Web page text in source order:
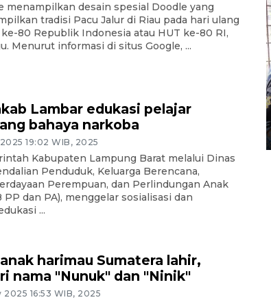
menampilkan desain spesial Doodle yang
tradisi Pacu Jalur di Riau pada hari ulang
80 Republik Indonesia atau HUT ke-80 RI,
Menurut informasi di situs Google, ...
Lambar edukasi pelajar
bahaya narkoba
19:02 WIB, 2025
Kabupaten Lampung Barat melalui Dinas
Penduduk, Keluarga Berencana,
Perempuan, dan Perlindungan Anak
PP dan PA), menggelar sosialisasi dan
...
harimau Sumatera lahir,
nama "Nunuk" dan "Ninik"
2025 16:53 WIB, 2025
Lampung naik pada Maret
2026
12 May 2026 15:06 WIB